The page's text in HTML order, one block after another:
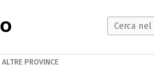
ALTRE PROVINCE